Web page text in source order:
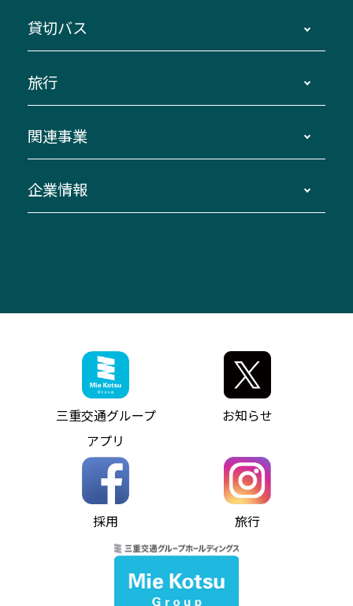
路線バスのご利用方法
三重交通接近情報バスロケーションシステム
ダイヤ改正情報
迂回・休止について
臨時バスについて
伊勢二見鳥羽周遊バスCANばす
「みえブルーライン」（三重大学病院直通バ
神都ライナー
ミジュマルのラッピングバス（鈴鹿管内）
参宮バス
神都バス
パールシャトル
バス情報の見える化
コミュニティバス
バス・タクシー交通広告
異常事態発生時のお願い
南紀・VISON～横浜・東京・埼玉
伊賀～名古屋
南紀～VISON～名古屋
湯の山温泉～名古屋
桑名・長島温泉・金城ふ頭駅～中部国際空港
（休止中）
お客様駐車場のご案内
アイコンの説明
インターネット予約
よくあるご質問
お問い合わせ
貸切バス
貸切バスのご利用について
お問い合わせ
旅行
貸切バス団体旅行
美し国周遊ばす
関連事業
自家用自動車車両運行管理
ザ・バスコレクション三重交通バスセット
三重交通公式グッズ
企業情報
ファンコーナー
お問い合わせ
お知らせ・最新情報一覧
ニュースリリース
お問い合わせ
個人情報保護方針
ソーシャルメディア運用ポリシー
ホームページのご利用にあたって
Notes for Using this Website
三重交通グループ
アプリ
お知らせ
採用 旅行